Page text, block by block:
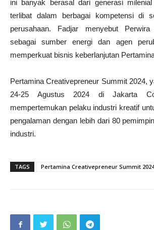
ini banyak berasal dari generasi
terlibat dalam berbagai kompetensi di
perusahaan. Fadjar menyebut
sebagai sumber energi dan agen
memperkuat bisnis keberlanjutan
Pertamina Creativepreneur Summit 2024,
24-25 Agustus 2024 di Jakarta
mempertemukan pelaku industri kreatif
pengalaman dengan lebih dari 80
industri.
TAGS Pertamina Creativepreneur Summit 2024